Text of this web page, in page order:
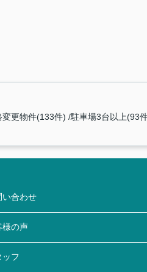
変更物件(133件) 駐車場3台以上(93
い合わせ
様の声
ッフ